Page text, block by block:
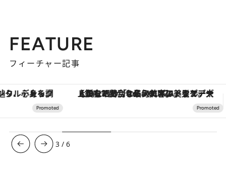
FEATURE
フィーチャー記事
【銀座で出合う最旬美容】美髪ケアや上質な眠り…セルフケアのアップデートから、特別な名入れギフトまで。大人のための「ReFa GINZA」クルーズ
3 /6